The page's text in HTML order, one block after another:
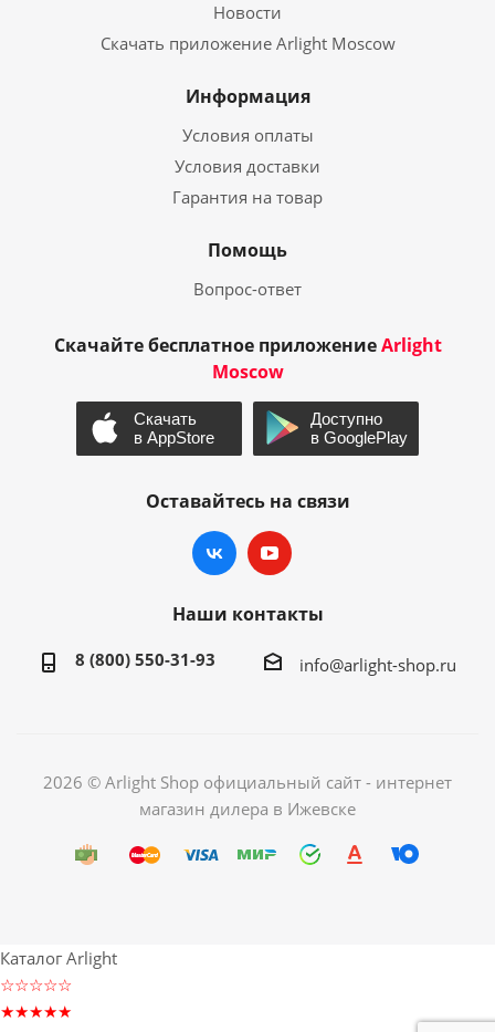
Новости
Скачать приложение Arlight Moscow
Информация
Условия оплаты
Условия доставки
Гарантия на товар
Помощь
Вопрос-ответ
Скачайте бесплатное приложениеArlight
Moscow
Оставайтесь на связи
Наши контакты
8 (800) 550-31-93 info@arlight-shop.ru
2026 © Arlight Shop официальный сайт - интернет
магазин дилера в Ижевске
Каталог Arlight
☆☆☆☆☆
★★★★★